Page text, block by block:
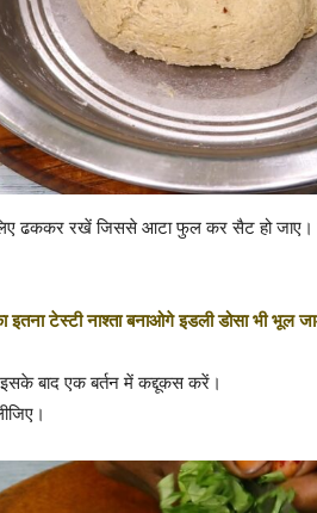
ढककर रखें जिससे आटा फुल कर सैट हो जाए।
इतना टेस्टी नाश्ता बनाओगे इडली डोसा भी भूल
बाद एक बर्तन में कद्दूकस करें।